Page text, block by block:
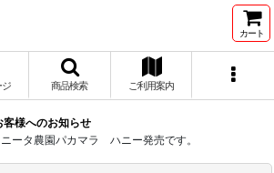
カート
ジ 商品検索 ご利用案内
客様へのお知らせ
ータ農園パカマラ ハニー発売です。